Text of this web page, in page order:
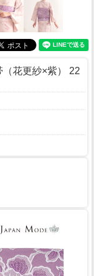
（花更紗×紫） 22